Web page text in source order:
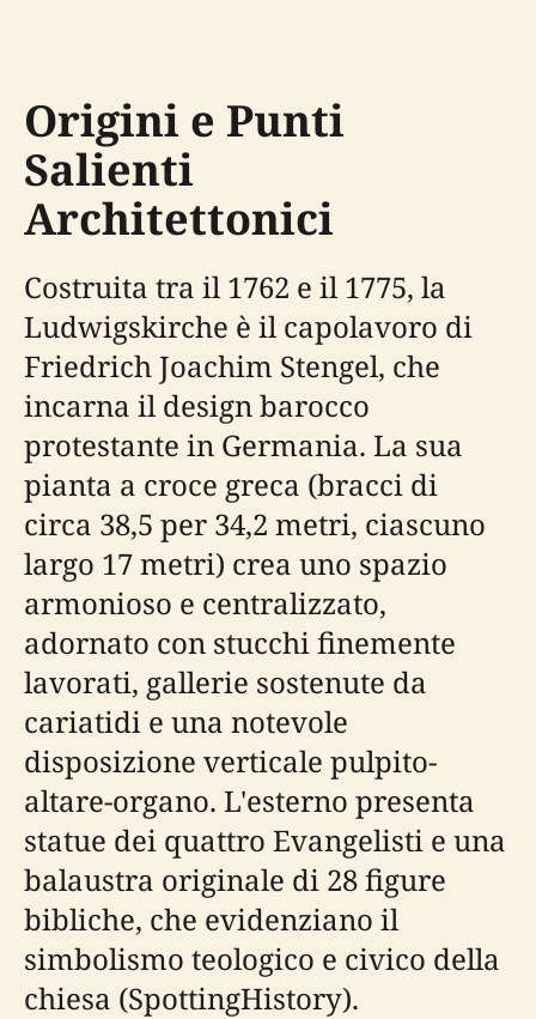
Origini e Punti
Salienti
Architettonici
Costruita tra il 1762 e il 1775, la
Ludwigskirche è il capolavoro di
Friedrich Joachim Stengel, che
incarna il design barocco
protestante in Germania. La sua
pianta a croce greca (bracci di
circa 38,5 per 34,2 metri, ciascuno
largo 17 metri) crea uno spazio
armonioso e centralizzato,
adornato con stucchi finemente
lavorati, gallerie sostenute da
cariatidi e una notevole
disposizione verticale pulpito-
altare-organo. L'esterno presenta
statue dei quattro Evangelisti e una
balaustra originale di 28 figure
bibliche, che evidenziano il
simbolismo teologico e civico della
chiesa (SpottingHistory).